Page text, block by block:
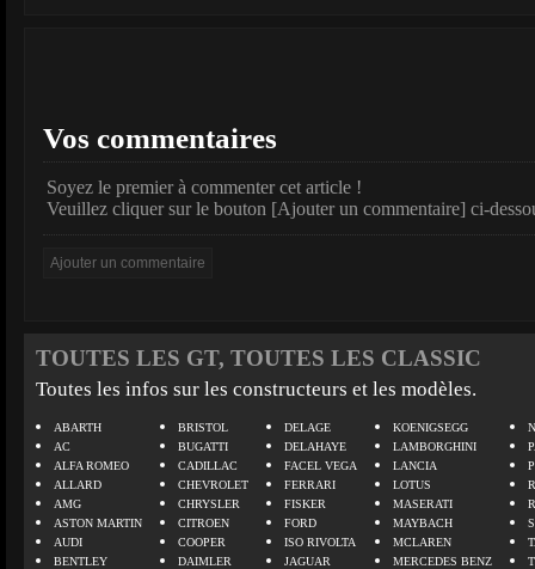
Vos commentaires
Soyez le premier à commenter cet article !
Veuillez cliquer sur le bouton [Ajouter un commentaire] ci-
TOUTES LES GT, TOUTES LES CLASSIC
Toutes les infos sur les constructeurs et les modèles.
ABARTH
AC
ALFA ROMEO
ALLARD
AMG
ASTON MARTIN
AUDI
BENTLEY
BRISTOL
BUGATTI
CADILLAC
CHEVROLET
CHRYSLER
CITROEN
COOPER
DAIMLER
DELAGE
DELAHAYE
FACEL VEGA
FERRARI
FISKER
FORD
ISO RIVOLTA
JAGUAR
KOENIGSEGG
LAMBORGHINI
LANCIA
LOTUS
MASERATI
MAYBACH
MCLAREN
MERCEDES BENZ